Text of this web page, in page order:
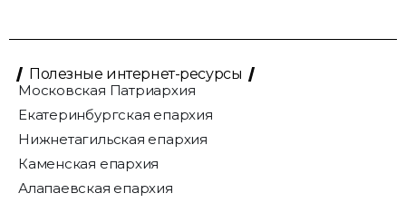
Полезные интернет-ресурсы
Московская Патриархия
Екатеринбургская епархия
Нижнетагильская епархия
Каменская епархия
Алапаевская епархия